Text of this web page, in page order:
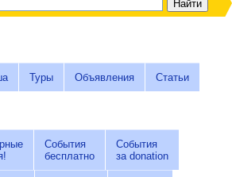
Туры Объявления Статьи
События
бесплатно
События
за donation